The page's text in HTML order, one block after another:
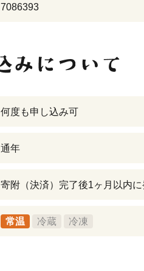
7086393
何度も申し込み可
通年
寄附（決済）完了後1ヶ月以内に
常温 冷蔵 冷凍